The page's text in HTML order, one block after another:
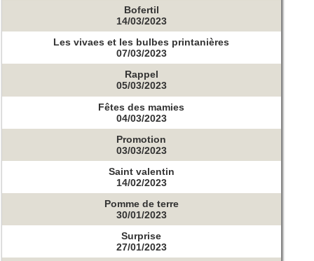
Bofertil
14/03/2023
Les vivaes et les bulbes printanières
07/03/2023
Rappel
05/03/2023
Fêtes des mamies
04/03/2023
Promotion
03/03/2023
Saint valentin
14/02/2023
Pomme de terre
30/01/2023
Surprise
27/01/2023